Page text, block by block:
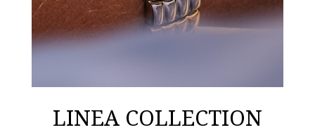
LINEA COLLECTION